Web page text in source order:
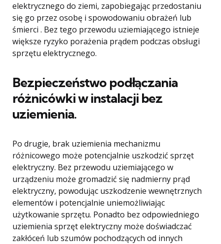
elektrycznego do ziemi, zapobiegając przedostaniu
się go przez osobę i spowodowaniu obrażeń lub
śmierci . Bez tego przewodu uziemiającego istnieje
większe ryzyko porażenia prądem podczas obsługi
sprzętu elektrycznego.
Bezpieczeństwo podłączania
różnicówki w instalacji bez
uziemienia.
Po drugie, brak uziemienia mechanizmu
różnicowego może potencjalnie uszkodzić sprzęt
elektryczny. Bez przewodu uziemiającego w
urządzeniu może gromadzić się nadmierny prąd
elektryczny, powodując uszkodzenie wewnętrznych
elementów i potencjalnie uniemożliwiając
użytkowanie sprzętu. Ponadto bez odpowiedniego
uziemienia sprzęt elektryczny może doświadczać
zakłóceń lub szumów pochodzących od innych